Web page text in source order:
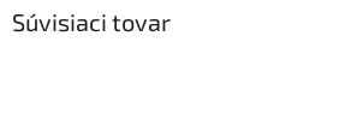
Súvisiaci tovar